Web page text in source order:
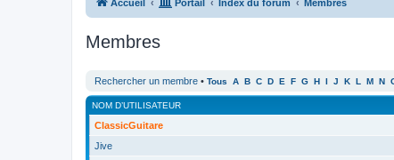
Accueil Portail Index du forum Membres
Membres
Rechercher un membre • Tous A B C D E F G H I J K L M N
NOM D’UTILISATEUR
ClassicGuitare
Jive